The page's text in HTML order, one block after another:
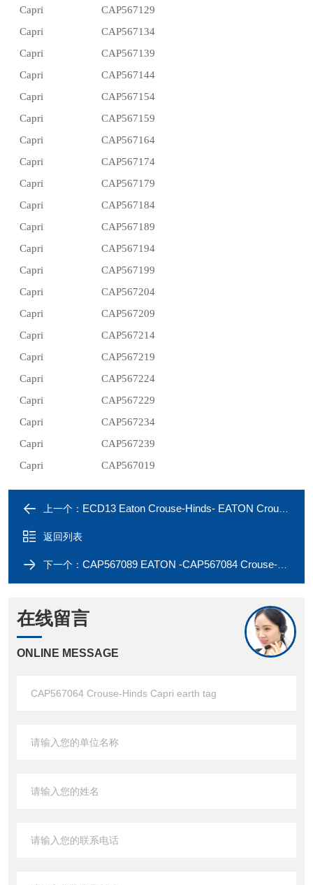
Capri
CAP567129
Capri
CAP567134
Capri
CAP567139
Capri
CAP567144
Capri
CAP567154
Capri
CAP567159
Capri
CAP567164
Capri
CAP567174
Capri
CAP567179
Capri
CAP567184
Capri
CAP567189
Capri
CAP567194
Capri
CAP567199
Capri
CAP567204
Capri
CAP567209
Capri
CAP567214
Capri
CAP567219
Capri
CAP567224
Capri
CAP567229
Capri
CAP567234
Capri
CAP567239
Capri
CAP567019
上一个： ECD13 Eaton Crouse-Hinds- EATON Crouse-Hinds ECD11 breather/drain
返回列表
下一个： CAP567089 EATON -CAP567084 Crouse-Hinds Capri earth tag
在线留言
ONLINE MESSAGE